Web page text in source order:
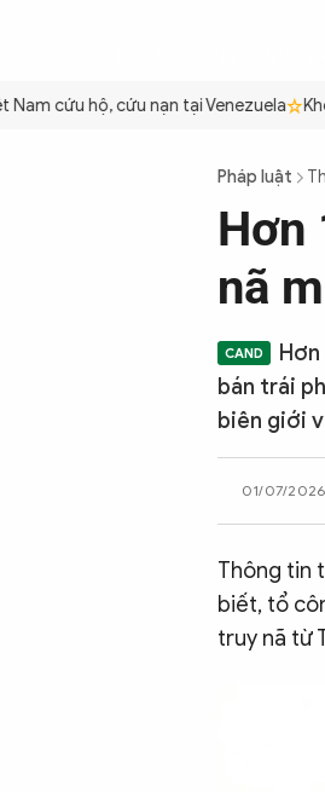
cứu hộ, cứu nạn tại Venezuela
Pháp luật
Hơn
nã
bán trái
biên giới
01/07/
Thông tin
biết, tổ
truy nã từ